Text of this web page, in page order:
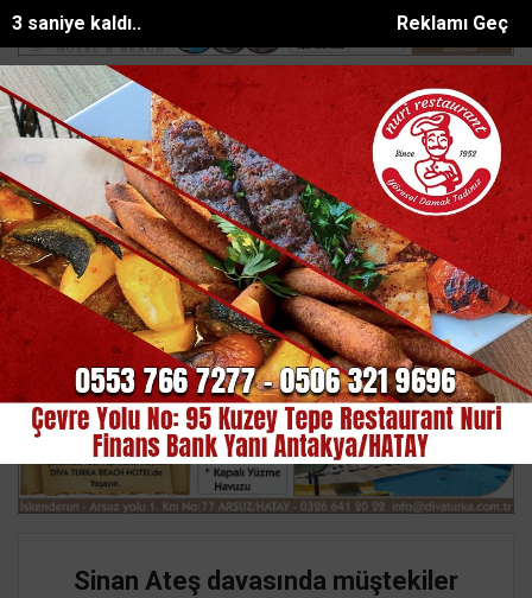
Reklamı Geç
1 saniye kaldı..
SON DAKİKA:
kavga: Kuzenlerden biri öldü... Milyonluk miras kavgasında
Ana Sayfa ASAYİŞ
Sinan Ateş davasında müştekiler